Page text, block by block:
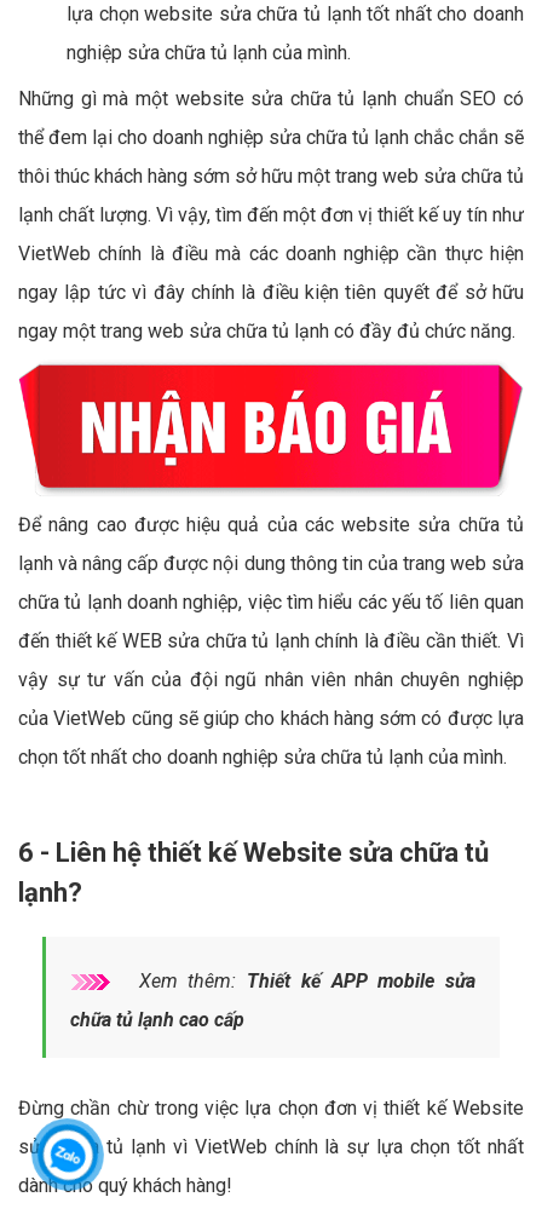
lựa chọn website sửa chữa tủ lạnh tốt nhất cho doanh
nghiệp sửa chữa tủ lạnh của mình.
Những gì mà một website sửa chữa tủ lạnh chuẩn SEO có
thể đem lại cho doanh nghiệp sửa chữa tủ lạnh chắc chắn sẽ
thôi thúc khách hàng sớm sở hữu một trang web sửa chữa tủ
lạnh chất lượng. Vì vậy, tìm đến một đơn vị thiết kế uy tín như
VietWeb chính là điều mà các doanh nghiệp cần thực hiện
ngay lập tức vì đây chính là điều kiện tiên quyết để sở hữu
ngay một trang web sửa chữa tủ lạnh có đầy đủ chức năng.
Để nâng cao được hiệu quả của các website sửa chữa tủ
lạnh và nâng cấp được nội dung thông tin của trang web sửa
chữa tủ lạnh doanh nghiệp, việc tìm hiểu các yếu tố liên quan
đến thiết kế WEB sửa chữa tủ lạnh chính là điều cần thiết. Vì
vậy sự tư vấn của đội ngũ nhân viên nhân chuyên nghiệp
của VietWeb cũng sẽ giúp cho khách hàng sớm có được lựa
chọn tốt nhất cho doanh nghiệp sửa chữa tủ lạnh của mình.
6 - Liên hệ thiết kế Website sửa chữa tủ
lạnh?
Xem thêm: Thiết kế APP mobile sửa
chữa tủ lạnh cao cấp
Đừng chần chừ trong việc lựa chọn đơn vị thiết kế Website
sửa chữa tủ lạnh vì VietWeb chính là sự lựa chọn tốt nhất
dành cho quý khách hàng!